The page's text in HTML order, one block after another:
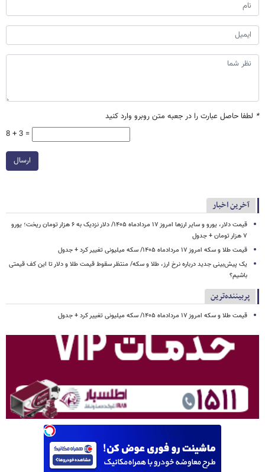
* لطفا حاصل عبارت را در جعبه متن روبرو وارد کنید
8 + 3 =
ارسال
آخرین اخبار
قیمت دلار، یورو و سایر ارزها امروز ۱۷ مردادماه ۱۴۰۵/ دلار نزدیک به ۶ هزار تومان ریخت؛ یورو
۷ هزار تومان + جدول
قیمت طلا و سکه امروز ۱۷ مردادماه ۱۴۰۵/ سکه میلیونی تغییر کرد + جدول
یک پیش‌بینی جدید درباره نرخ ارز، طلا و سکه/ منتظر سقوط قیمت طلا و دلار تا این کف قیمتی
باشیم؟
پربیننده‌ترین
قیمت طلا و سکه امروز ۱۷ مردادماه ۱۴۰۵/ سکه میلیونی تغییر کرد + جدول